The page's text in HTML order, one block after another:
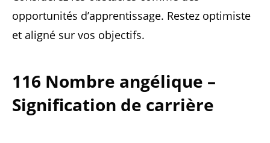
opportunités d’apprentissage. Restez optimiste
et aligné sur vos objectifs.
116 Nombre angélique –
Signification de carrière